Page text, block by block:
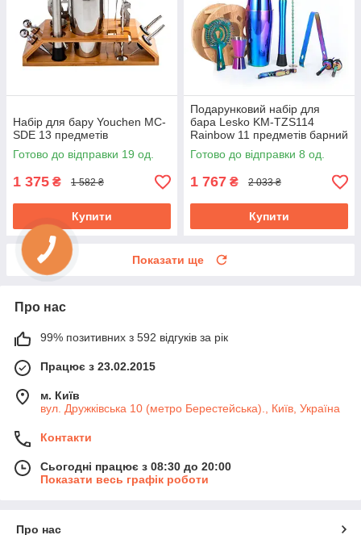
Набір для бару Youchen MC-
SDE 13 предметів
Готово до відправки 19 од.
1 375 ₴ 1 582 ₴
Купити
Подарунковий набір для
бара Lesko KM-TZS114
Rainbow 11 предметів барний
інвентар із нержавіючої сталі
Готово до відправки 8 од.
1 767 ₴ 2 033 ₴
Купити
Показати ще
Про нас
99% позитивних з 592 відгуків за рік
Працює з 23.02.2015
м. Київ
вул. Дружківська 10 (метро Берестейська)., Київ, Україна
Контакти
Сьогодні працює з 08:30 до 20:00
Показати весь графік роботи
Про нас